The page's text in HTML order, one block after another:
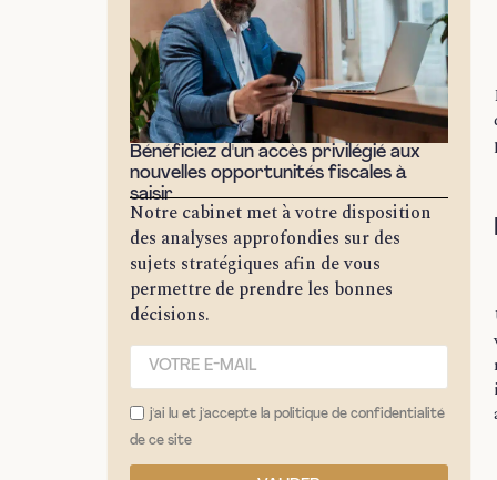
Bénéficiez d'un accès privilégié aux
nouvelles opportunités fiscales à
saisir
Notre cabinet met à votre disposition
des analyses approfondies sur des
sujets stratégiques afin de vous
permettre de prendre les bonnes
décisions.
j'ai lu et j'accepte la politique de confidentialité
de ce site